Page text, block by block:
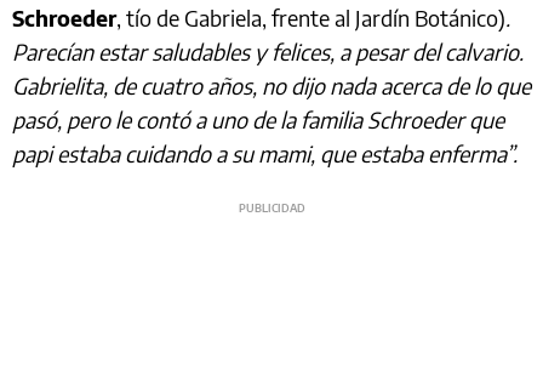
Schroeder, tío de Gabriela, frente al Jardín Botánico).
Parecían estar saludables y felices, a pesar del calvario.
Gabrielita, de cuatro años, no dijo nada acerca de lo que
pasó, pero le contó a uno de la familia Schroeder que
papi estaba cuidando a su mami, que estaba enferma”.